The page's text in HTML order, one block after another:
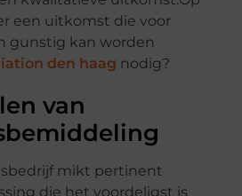
een uitkomst die voor
gunstig kan worden
den haag nodig?
van
mikt pertinent
die het voordeligst is